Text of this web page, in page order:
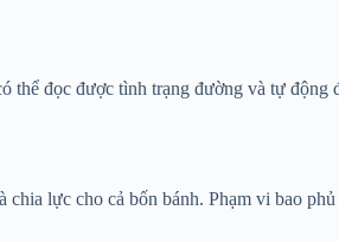
đọc được tình trạng đường và tự
lực cho cả bốn bánh. Phạm vi bao